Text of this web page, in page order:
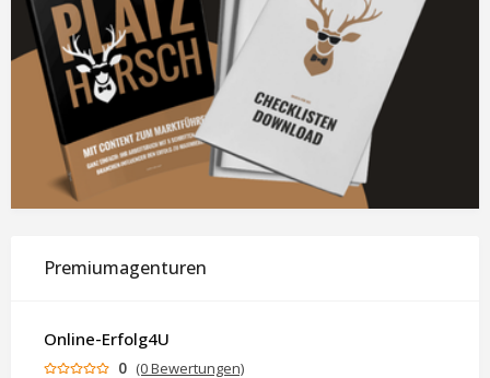
Premiumagenturen
Online-Erfolg4U
0 (0 Bewertungen)